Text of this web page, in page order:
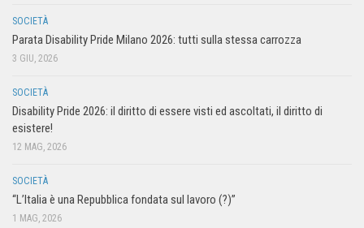
SOCIETÀ
Parata Disability Pride Milano 2026: tutti sulla stessa carrozza
3 GIU, 2026
SOCIETÀ
Disability Pride 2026: il diritto di essere visti ed ascoltati, il diritto di
esistere!
12 MAG, 2026
SOCIETÀ
“L’Italia è una Repubblica fondata sul lavoro (?)”
1 MAG, 2026